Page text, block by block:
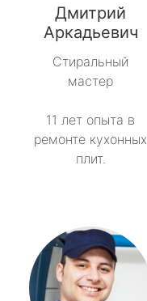
Дмитрий
Аркадьевич
Стиральный
мастер
11 лет опыта в
ремонте кухонных
плит.